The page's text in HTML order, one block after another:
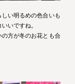
い明るめの色合いも
いですね。
方が冬のお花とも合